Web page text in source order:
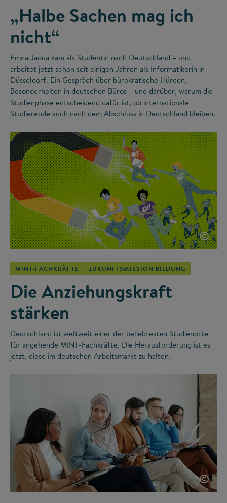
„Halbe Sachen mag ich
nicht“
Emna Jaoua kam als Studentin nach Deutschland – und
arbeitet jetzt schon seit einigen Jahren als Informatikerin in
Düsseldorf. Ein Gespräch über bürokratische Hürden,
Besonderheiten in deutschen Büros – und darüber, warum die
Studienphase entscheidend dafür ist, ob internationale
Studierende auch nach dem Abschluss in Deutschland bleiben.
©
MINT-FACHKRÄFTE ZUKUNFTSMISSION BILDUNG
Die Anziehungskraft
stärken
Deutschland ist weltweit einer der beliebtesten Studienorte
für angehende MINT-Fachkräfte. Die Herausforderung ist es
jetzt, diese im deutschen Arbeitsmarkt zu halten.
©